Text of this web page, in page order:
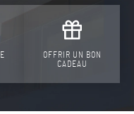
OFFRIR UN BON
CADEAU